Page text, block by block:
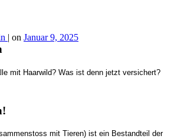
| on Januar 9, 2025
mit Haarwild? Was ist denn jetzt versichert?
mit Tieren) ist ein Bestandteil der